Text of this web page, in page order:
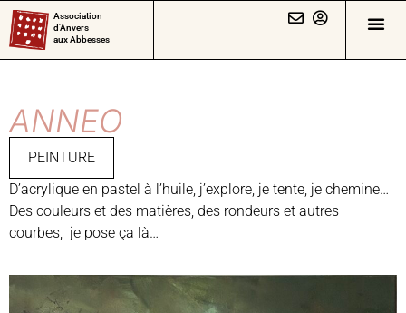
Association
d’Anvers
aux Abbesses
ANNEO
PEINTURE
D’acrylique en pastel à l’huile, j’explore, je tente, je chemine…
Des couleurs et des matières, des rondeurs et autres
courbes, je pose ça là…